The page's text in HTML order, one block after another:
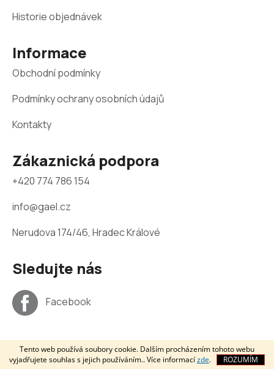
Tento web používá soubory cookie. Dalším procházením tohoto webu
vyjadřujete souhlas s jejich používáním.. Více informacízde. ROZUMÍM
Historie objednávek
Informace
Obchodní podmínky
Podmínky ochrany osobních údajů
Kontakty
Zákaznická podpora
+420 774 786 154
info@gael.cz
Nerudova 174/46, Hradec Králové
Sledujte nás
Facebook